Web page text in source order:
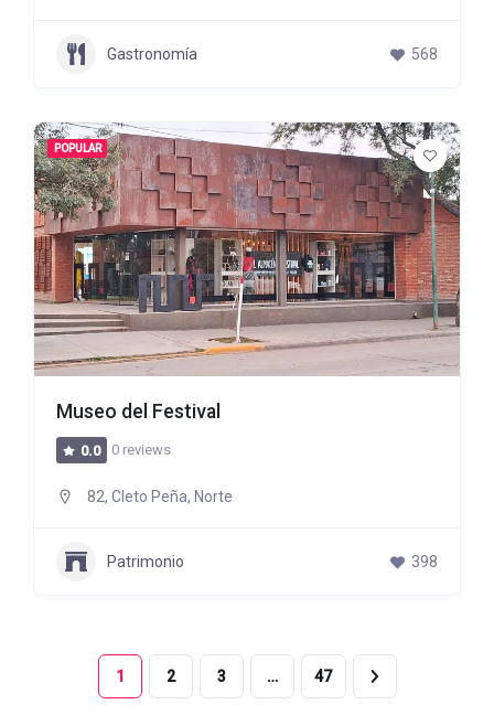
Gastronomía 568
POPULAR
Museo del Festival
0.0 0 reviews
82, Cleto Peña, Norte
Patrimonio 398
1 2 3 … 47